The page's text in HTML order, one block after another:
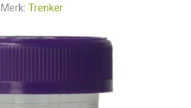
Merk: Trenker